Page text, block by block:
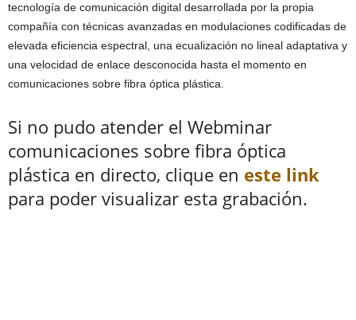
tecnología de comunicación digital desarrollada por la propia
compañía con técnicas avanzadas en modulaciones codificadas de
elevada eficiencia espectral, una ecualización no lineal adaptativa y
una velocidad de enlace desconocida hasta el momento en
comunicaciones sobre fibra óptica plástica.
Si no pudo atender el Webminar
comunicaciones sobre fibra óptica
plástica en directo, clique en este link
para poder visualizar esta grabación.